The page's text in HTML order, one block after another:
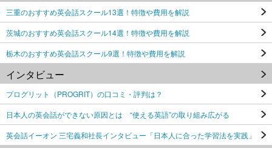
三重のおすすめ英会話スクール13選！特徴や費用を解説
茨城のおすすめ英会話スクール14選！特徴や費用を解説
栃木のおすすめ英会話スクール9選！特徴や費用を解説
インタビュー
プログリット（PROGRIT）の口コミ・評判は？
日本人の英会話ができない原因とは “使える英語”の取り組み広がる
英会話イーオン 三宅義和社長インタビュー「日本人に合った学習法を実践」